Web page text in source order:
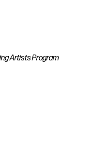
Artists Program